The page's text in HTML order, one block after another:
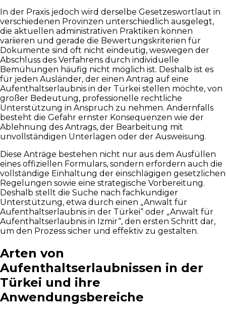
In der Praxis jedoch wird derselbe Gesetzeswortlaut in
verschiedenen Provinzen unterschiedlich ausgelegt,
die aktuellen administrativen Praktiken können
variieren und gerade die Bewertungskriterien für
Dokumente sind oft nicht eindeutig, weswegen der
Abschluss des Verfahrens durch individuelle
Bemühungen häufig nicht möglich ist. Deshalb ist es
für jeden Ausländer, der einen Antrag auf eine
Aufenthaltserlaubnis in der Türkei stellen möchte, von
großer Bedeutung, professionelle rechtliche
Unterstützung in Anspruch zu nehmen. Andernfalls
besteht die Gefahr ernster Konsequenzen wie der
Ablehnung des Antrags, der Bearbeitung mit
unvollständigen Unterlagen oder der Ausweisung.
Diese Anträge bestehen nicht nur aus dem Ausfüllen
eines offiziellen Formulars, sondern erfordern auch die
vollständige Einhaltung der einschlägigen gesetzlichen
Regelungen sowie eine strategische Vorbereitung.
Deshalb stellt die Suche nach fachkundiger
Unterstützung, etwa durch einen „Anwalt für
Aufenthaltserlaubnis in der Türkei“ oder „Anwalt für
Aufenthaltserlaubnis in Izmir“, den ersten Schritt dar,
um den Prozess sicher und effektiv zu gestalten.
Arten von
Aufenthaltserlaubnissen in der
Türkei und ihre
Anwendungsbereiche